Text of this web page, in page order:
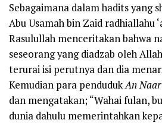
Sebagaimana dalam hadits yang
Abu Usamah bin Zaid radhiallahu
Rasulullah menceritakan bahwa
seseorang yang diadzab oleh
terurai isi perutnya dan dia
Kemudian para pendudukAn Naar
dan mengatakan; “Wahai fulan,
dunia dahulu memerintahkan